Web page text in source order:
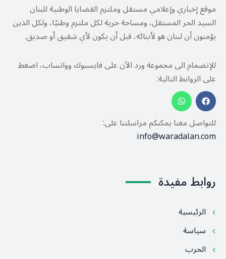
موقع إخباري وإعلامي مستقل وملتزم القضايا الوطنية للبنان
السيد الحر المستقل، ومساحة حرية لكل ملتزم وطنيًا، ولكل الذين
يؤمنون أن لبنان هو لأبنائه، قبل أن يكون لأي شقيق أو صديق.
للإنضمام الى مجموعة ورد الآن على فايسبوك وواتساب، اضغط
على الروابط التالية:
للتواصل معنا يمكنكم مراسلتنا على:
info@waradalan.com
روابط مفيدة
الرئيسية
سياسة
الحرب